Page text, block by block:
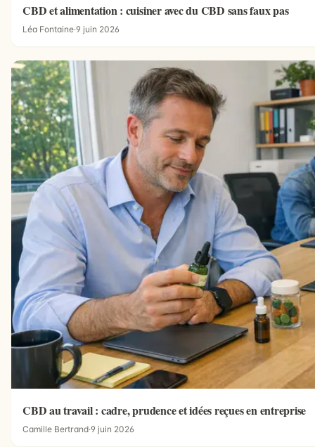
CBD et alimentation : cuisiner avec du CBD sans faux pas
Léa Fontaine·9 juin 2026
CBD au travail : cadre, prudence et idées reçues en entreprise
Camille Bertrand·9 juin 2026